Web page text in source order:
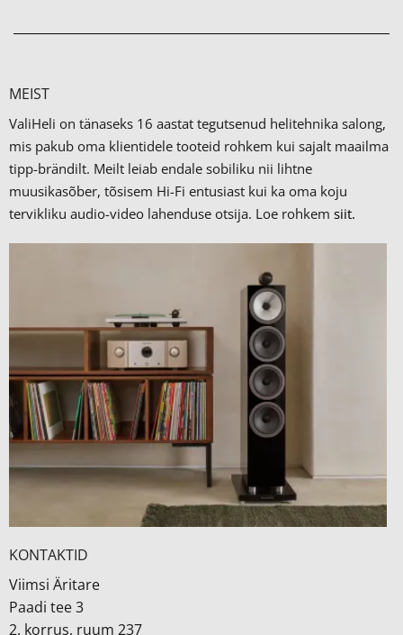
MEIST
ValiHeli on tänaseks 16 aastat tegutsenud helitehnika salong,
mis pakub oma klientidele tooteid rohkem kui sajalt maailma
tipp-brändilt. Meilt leiab endale sobiliku nii lihtne
muusikasõber, tõsisem Hi-Fi entusiast kui ka oma koju
tervikliku audio-video lahenduse otsija. Loe rohkem siit.
KONTAKTID
Viimsi Äritare
Paadi tee 3
2. korrus, ruum 237